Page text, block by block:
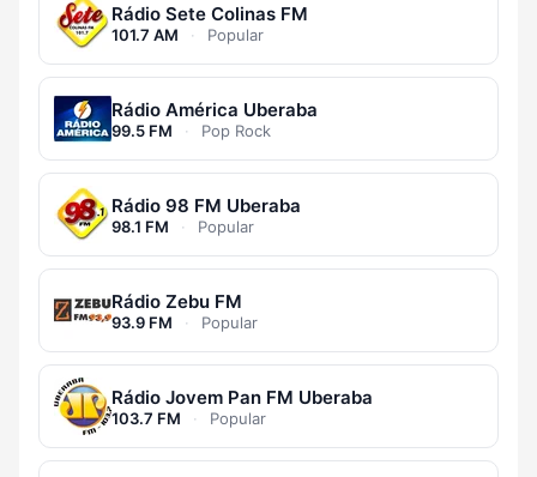
Rádio Sete Colinas FM
101.7 AM · Popular
Rádio América Uberaba
99.5 FM · Pop Rock
Rádio 98 FM Uberaba
98.1 FM · Popular
Rádio Zebu FM
93.9 FM · Popular
Rádio Jovem Pan FM Uberaba
103.7 FM · Popular